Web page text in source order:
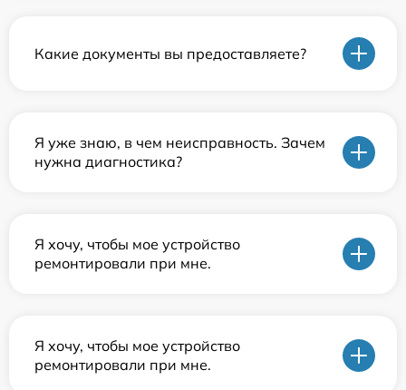
Какие документы вы предоставляете?
Я уже знаю, в чем неисправность. Зачем
нужна диагностика?
Я хочу, чтобы мое устройство
ремонтировали при мне.
Я хочу, чтобы мое устройство
ремонтировали при мне.